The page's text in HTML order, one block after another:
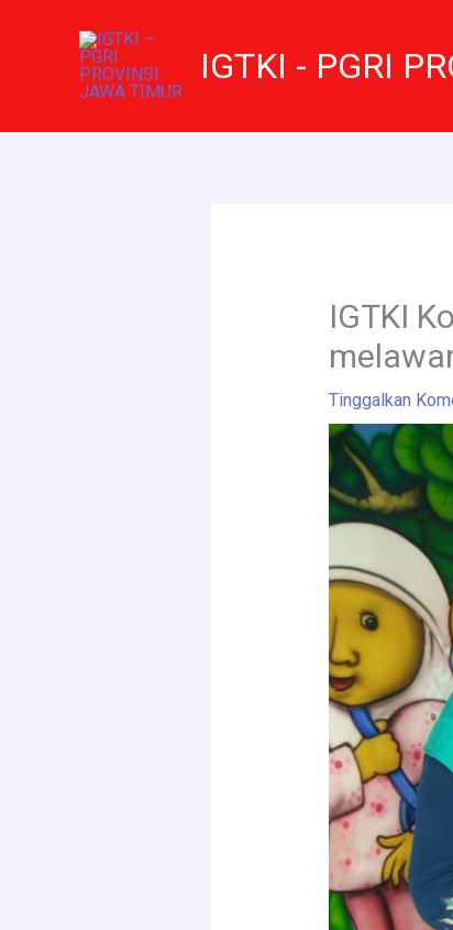
IGTKI - PGRI
IGTKI
Tinggalkan